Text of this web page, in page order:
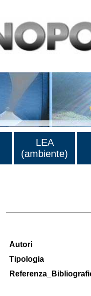
LEA
(ambiente)
Autori
Tipologia